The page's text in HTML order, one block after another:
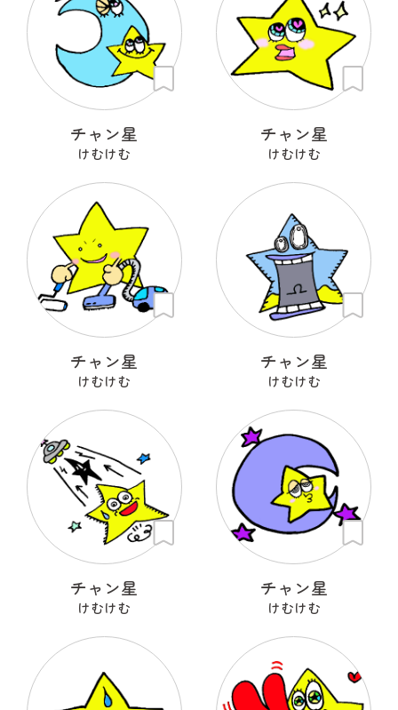
チャン星
けむけむ
チャン星
けむけむ
チャン星
けむけむ
チャン星
けむけむ
チャン星
けむけむ
チャン星
けむけむ